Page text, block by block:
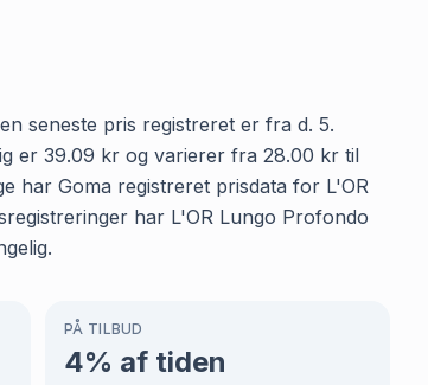
seneste pris registreret er fra d. 5.
er 39.09 kr og varierer fra 28.00 kr til
har Goma registreret prisdata for L'OR
har L'OR Lungo Profondo
PÅ TILBUD
4% af tiden